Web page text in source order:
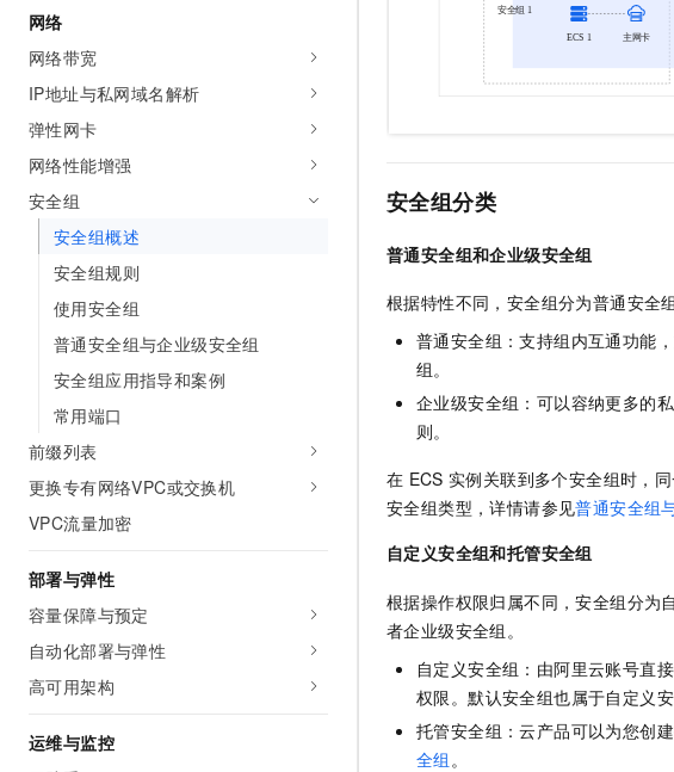
网络
网络带宽
IP地址与私网域名解析
弹性网卡
网络性能增强
安全组
安全组概述
安全组规则
使用安全组
普通安全组与企业级安全组
安全组应用指导和案例
常用端口
前缀列表
更换专有网络VPC或交换机
VPC流量加密
部署与弹性
容量保障与预定
自动化部署与弹性
高可用架构
运维与监控
安全组分类
普通安全组和企业级安全组
根据特性不同，安全组分为普通安全
普通安全组：支持组内互通功能
组。
企业级安全组：可以容纳更多的
则。
在 ECS 实例关联到多个安全组时，
安全组类型，详情请参见普通安全组
自定义安全组和托管安全组
根据操作权限归属不同，安全组分为
者企业级安全组。
自定义安全组：由阿里云账号直
权限。默认安全组也属于自定义
托管安全组：云产品可以为您创
全组 。